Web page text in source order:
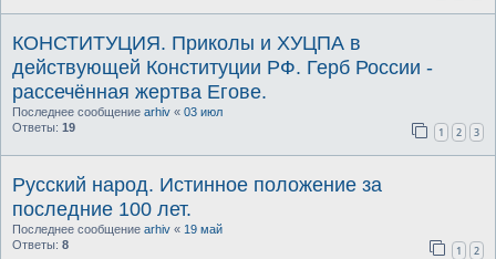
КОНСТИТУЦИЯ. Приколы и ХУЦПА в
действующей Конституции РФ. Герб России -
рассечённая жертва Егове.
Последнее сообщение arhiv « 03 июл
Ответы: 19 1 2 3
Русский народ. Истинное положение за
последние 100 лет.
Последнее сообщение arhiv « 19 май
Ответы: 8 1 2